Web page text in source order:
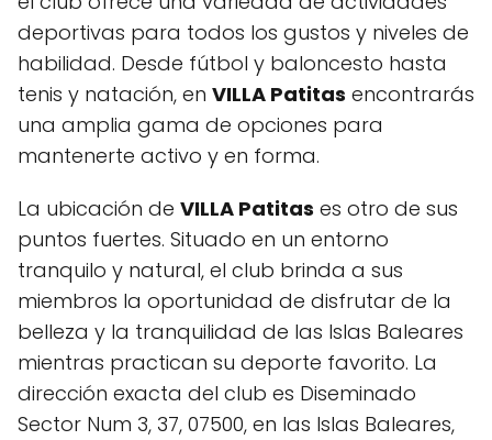
deportivas para todos los gustos y niveles de
habilidad. Desde fútbol y baloncesto hasta
tenis y natación, en VILLA Patitas encontrarás
una amplia gama de opciones para
mantenerte activo y en forma.
La ubicación de VILLA Patitas es otro de sus
puntos fuertes. Situado en un entorno
tranquilo y natural, el club brinda a sus
miembros la oportunidad de disfrutar de la
belleza y la tranquilidad de las Islas Baleares
mientras practican su deporte favorito. La
dirección exacta del club es Diseminado
Sector Num 3, 37, 07500, en las Islas Baleares,